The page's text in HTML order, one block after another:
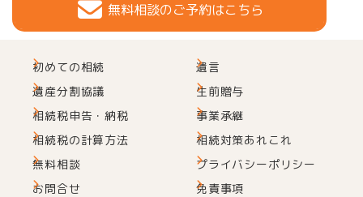
無料相談のご予約はこちら
初めての相続
遺産分割協議
相続税申告・納税
相続税の計算方法
遺言
生前贈与
事業承継
相続対策あれこれ
無料相談
お問合せ
プライバシーポリシー
免責事項